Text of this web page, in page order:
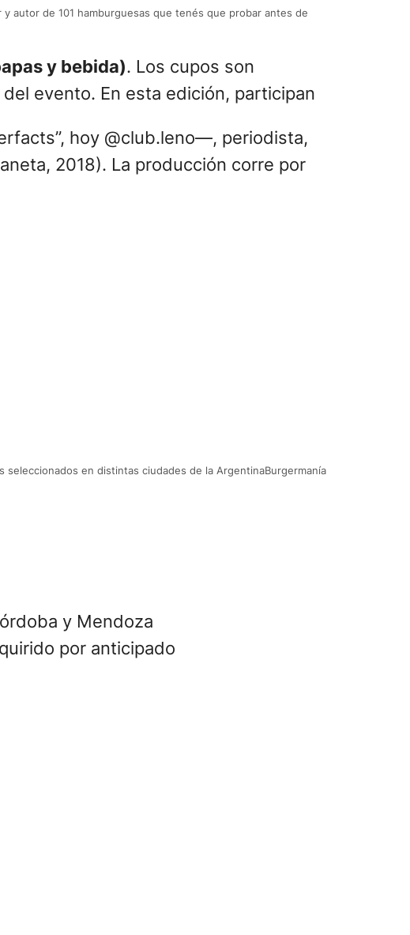
autor de 101 hamburguesas que tenés que probar antes de
y bebida). Los cupos son
evento. En esta edición, participan
hoy @club.leno—, periodista,
2018). La producción corre por
en distintas ciudades de la ArgentinaBurgermanía
y Mendoza
por anticipado